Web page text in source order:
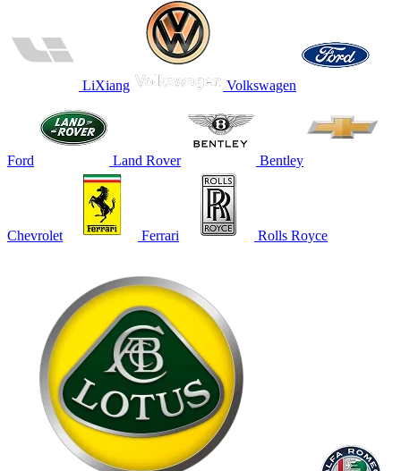
LiXiang Volkswagen
Ford Land Rover Bentley
Chevrolet Ferrari Rolls Royce